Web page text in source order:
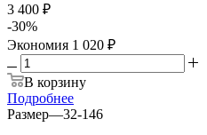
3 400 ₽
-30%
Экономия 1 020 ₽
В корзину
Подробнее
Размер—32-146